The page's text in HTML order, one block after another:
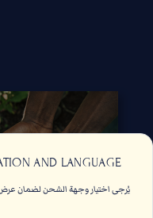
AND LANGUAGE
يُرجى اختيار وجهة الشحن لضمان عرض